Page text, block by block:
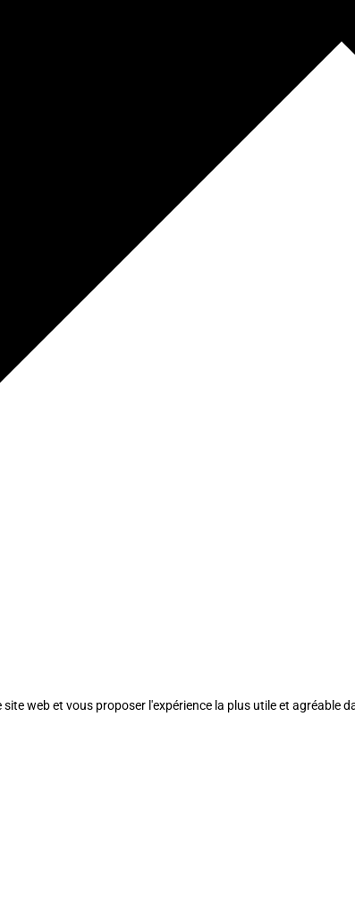
web et vous proposer l'expérience la plus utile et agréable